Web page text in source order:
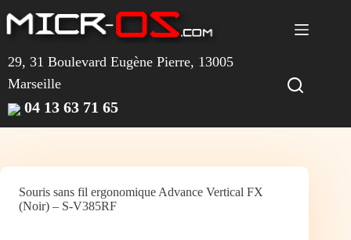
au
contenu
29, 31 Boulevard Eugène Pierre, 13005
Marseille
04 13 63 71 65
Souris sans fil ergonomique Advance Vertical FX
(Noir) – S-V385RF